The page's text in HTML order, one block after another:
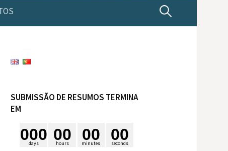
P
SUBMISSÃO DE RESUMOS TERMINA
EM
days
000 hours
00 minutes
00 seconds
00